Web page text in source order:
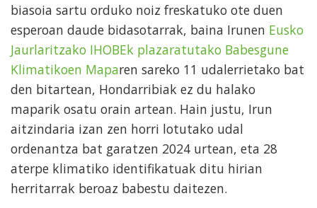
biasoia sartu orduko noiz freskatuko ote duen
esperoan daude bidasotarrak, baina Irunen Eusko
Jaurlaritzako IHOBEk plazaratutako Babesgune
Klimatikoen Maparen sareko 11 udalerrietako bat
den bitartean, Hondarribiak ez du halako
maparik osatu orain artean. Hain justu, Irun
aitzindaria izan zen horri lotutako udal
ordenantza bat garatzen 2024 urtean, eta 28
aterpe klimatiko identifikatuak ditu hirian
herritarrak beroaz babestu daitezen.